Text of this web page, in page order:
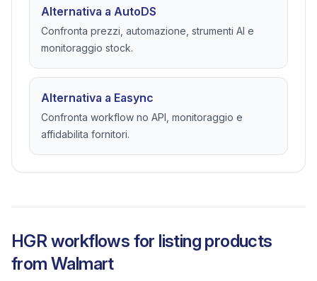
Alternativa a AutoDS
Confronta prezzi, automazione, strumenti AI e
monitoraggio stock.
Alternativa a Easync
Confronta workflow no API, monitoraggio e
affidabilita fornitori.
HGR workflows for listing products
from Walmart